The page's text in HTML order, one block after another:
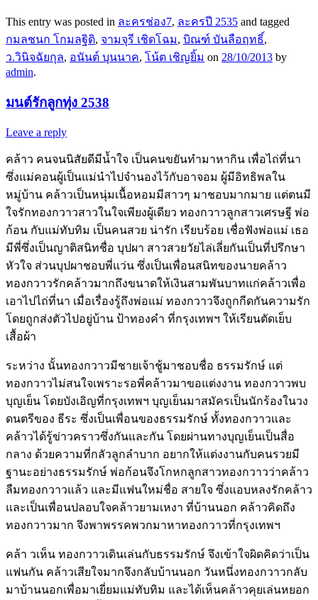
This entry was posted in ละครช่อง7, ละครปี 2535 and tagged
กมลชนก โกมลฐิติ, จามจุรี เชิดโฉม, บิณฑ์ บันลือฤทธิ์,
ว.วินิจฉัยกุล, อนันต์ บุนนาค, โน้ต เชิญยิ้ม on 28/10/2013 by
admin.
มนต์รักลูกทุ่ง 2538
Leave a reply
คล้าว คนจนนิสัยดีมีน้ำใจ เป็นคนขยันทำมาหากิน เพื่อไถ่ที่นา
ซึ่งแม่คอนผู้เป็นแม่นำไปจำนองไว้กับอาจอม ผู้มีอิทธิพลใน
หมู่บ้าน คล้าวเป็นหนุ่มเนื้อหอมมีสาวๆ มาชอบมากมาย แต่ตนมี
ใจรักทองกวาวสาวในใจเพียงผู้เดียว ทองกวาวลูกสาวเศรษฐี พ่อ
ก้อน กับแม่ทับทิม เป็นคนสวย น่ารัก เรียบร้อย เชื่อฟังพ่อแม่ เธอ
มีพี่ซึ่งเป็นญาติสนิทชื่อ บุปผา สาวสวยวัยไล่เลี่ยกันเป็นที่ปรึกษา
หัวใจ ส่วนบุปผาชอบพี่แว่น ซึ่งเป็นเพื่อนสนิทของนายคล้าว
ทองกวาวรักคล้าวมากถึงขนาดให้เงินสามพันบาทแก่คล้าวเพื่อ
เอาไปไถ่ที่นา เมื่อเรื่องรู้ถึงพ่อแม่ ทองกวาวจึงถูกกีดกันความรัก
โดยถูกส่งตัวไปอยู่บ้าน ป้าทองคำ ที่กรุงเทพฯ ให้เรียนตัดเย็บ
เสื้อผ้า
ระหว่าง นั้นทองกวาวมีชายเจ้าชู้มาชอบชื่อ ธรรมรักษ์ แต่
ทองกวาวไม่สนใจเพราะรอพี่คล้าวมาขอแต่งงาน ทองกวาวพบ
บุญเย็น โดยบังเอิญที่กรุงเทพฯ บุญเย็นมาสมัครเป็นนักร้องในวง
ดนตรีของ ธีระ ซึ่งเป็นเพื่อนของธรรมรักษ์ ทั้งทองกวาวและ
คล้าวได้รู้ข่าวคราวซึ่งกันและกัน โดยผ่านทางบุญเย็นเป็นสื่อ
กลาง ด้วยความที่กลัวลูกลำบาก อยากให้แต่งงานกับคนรวยมี
ฐานะอย่างธรรมรักษ์ พ่อก้อนจึงโกหกลูกสาวทองกวาวว่าคล้าว
ลืมทองกวาวแล้ว และมีแฟนใหม่ชื่อ สายใจ ซึ่งแอบหลงรักคล้าว
และเป็นเพื่อนปลอบใจคล้าวยามเหงา ที่บ้านนอก คล้าวคิดถึง
ทองกวาวมาก จึงพาพรรคพวกมาหาทองกวาวที่กรุงเทพฯ
คล้า วเห็น ทองกวาวเดินเล่นกับธรรมรักษ์ จึงเข้าใจผิดคิดว่าเป็น
แฟนกัน คล้าวเสียใจมากจึงกลับบ้านนอก วันหนึ่งทองกวาวกลับ
มาบ้านนอกเพื่อมาเยี่ยมแม่ทับทิม และได้เห็นคล้าวคุยเล่นหยอก